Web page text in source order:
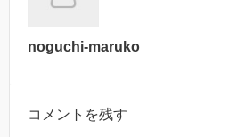
noguchi-maruko
コメントを残す